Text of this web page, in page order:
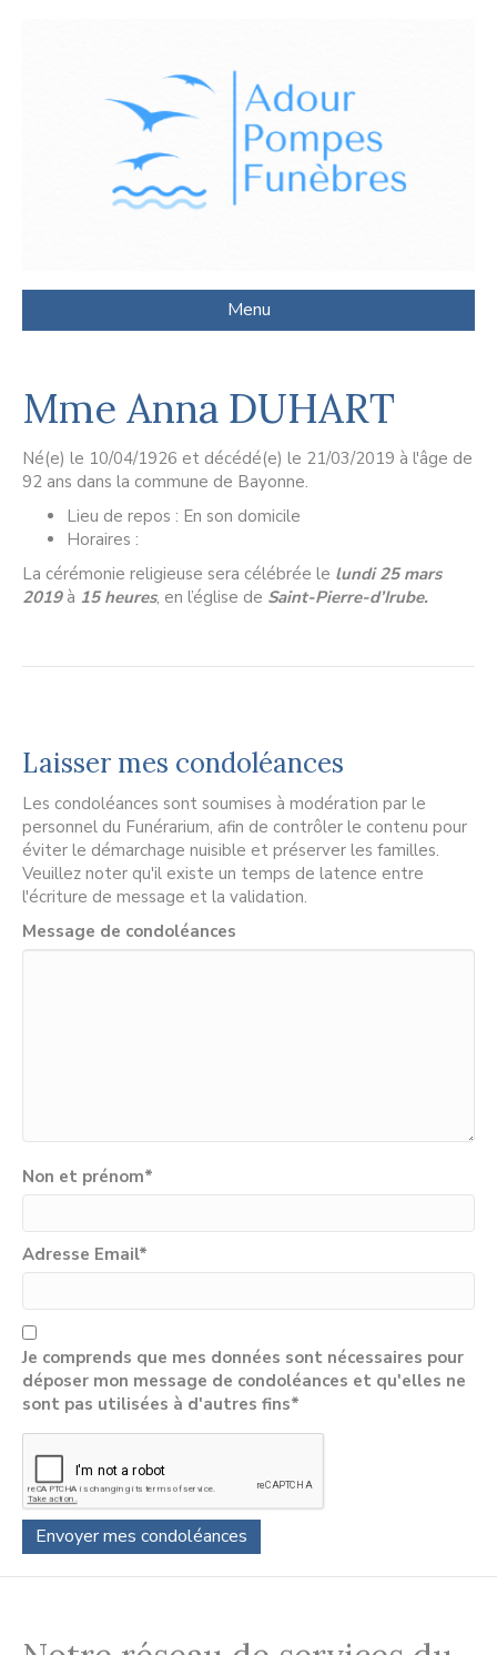
Menu
Mme Anna DUHART
Né(e) le 10/04/1926 et décédé(e) le 21/03/2019 à l'âge de
92 ans dans la commune de Bayonne.
Lieu de repos : En son domicile
Horaires :
La cérémonie religieuse sera célébrée le lundi 25 mars
2019à 15 heures, en l’église de Saint-Pierre-d’Irube.
Laisser mes condoléances
Les condoléances sont soumises à modération par le
personnel du Funérarium, afin de contrôler le contenu pour
éviter le démarchage nuisible et préserver les familles.
Veuillez noter qu'il existe un temps de latence entre
l'écriture de message et la validation.
Message de condoléances
Non et prénom*
Adresse Email*
Je comprends que mes données sont nécessaires pour
déposer mon message de condoléances et qu'elles ne
sont pas utilisées à d'autres fins*